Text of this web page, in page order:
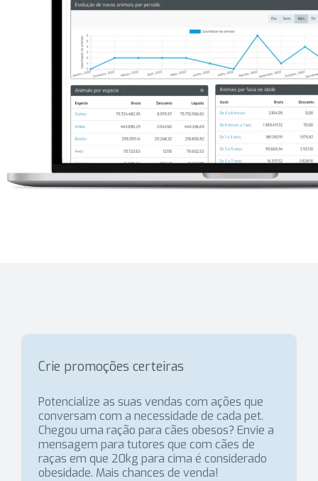
Crie promoções certeiras
Potencialize as suas vendas com ações que
conversam com a necessidade de cada pet.
Chegou uma ração para cães obesos? Envie a
mensagem para tutores que com cães de
raças em que 20kg para cima é considerado
obesidade. Mais chances de venda!